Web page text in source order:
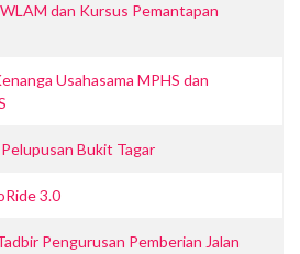
dan Kursus Pemantapan
Usahasama MPHS dan
Bukit Tagar
3.0
Pengurusan Pemberian Jalan